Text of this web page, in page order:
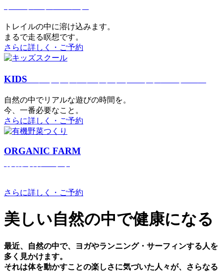
トレイルの中に溶け込みます。
まるで⾛る瞑想です。
さらに詳しく・ご予約
KIDS
⾃然の中でリアルな遊びの時間を。
今、⼀番必要なこと。
さらに詳しく・ご予約
ORGANIC FARM
さらに詳しく・ご予約
美しい⾃然の中で健康になる
最近、⾃然の中で、ヨガやランニング・サーフィンする⼈を
多く⾒かけます。
それは体を動かすことの楽しさに気づいた⼈々が、さらなる